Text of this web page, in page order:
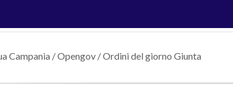
Campania /Opengov /Ordini del giorno Giunta